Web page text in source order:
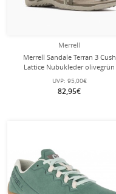
Merrell
Merrell Sandale Terran 3 Cush
Lattice Nubukleder olivegrün
Damen
UVP: 95,00€
82,95€